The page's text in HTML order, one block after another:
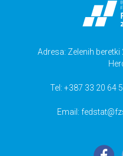
Adresa: Zelenih
Tel: +387 33 20 64
Email: